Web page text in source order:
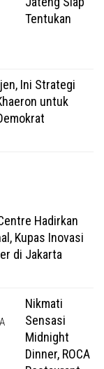
Tentukan
Ini Strategi
untuk
Hadirkan
Kupas Inovasi
di Jakarta
Nikmati
Sensasi
Midnight
Dinner, ROCA